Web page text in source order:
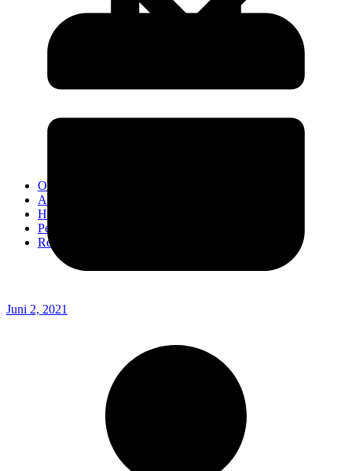
OPINI
Advertorial
Headline
Pedoman Media Ciber
Redaksi
Juni 2, 2021